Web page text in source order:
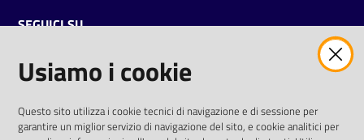
n
r
e
A
SEGUICI SU
twitterfacebookyoutube
AREA DIPENDENTI
Usiamo i cookie
Questo sito utilizza i cookie tecnici di navigazione e di sessione per
garantire un miglior servizio di navigazione del sito, e cookie analitici per